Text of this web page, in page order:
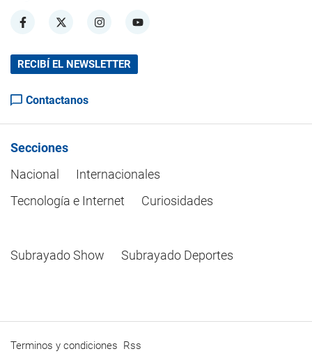
RECIBÍ EL NEWSLETTER
Contactanos
Secciones
Nacional
Internacionales
Tecnología e Internet
Curiosidades
Subrayado Show Subrayado Deportes
Terminos y condiciones Rss